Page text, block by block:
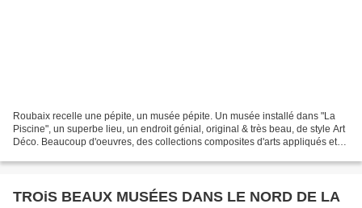
Roubaix recelle une pépite, un musée pépite. Un musée installé dans "La
Piscine", un superbe lieu, un endroit génial, original & très beau, de style Art
Déco. Beaucoup d'oeuvres, des collections composites d'arts appliqués et
TROiS BEAUX MUSÉES DANS LE NORD DE LA